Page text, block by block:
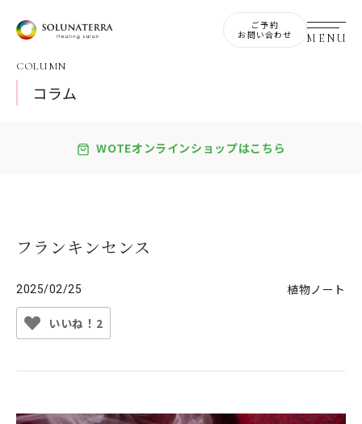
ご予約
お問い合わせ
COLUMN
コラム
WOTEオンラインショップはこちら
フランキンセンス
2025/02/25 植物ノート
いいね！2